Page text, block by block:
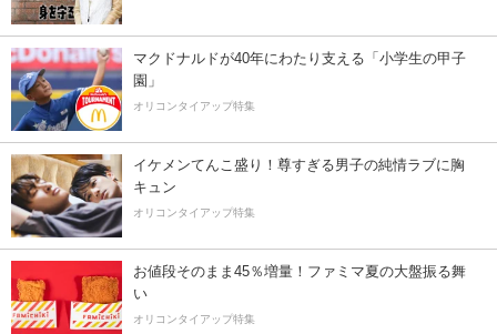
マクドナルドが40年にわたり支える「小学生の甲子
園」
オリコンタイアップ特集
イケメンてんこ盛り！尊すぎる男子の純情ラブに胸
キュン
オリコンタイアップ特集
お値段そのまま45％増量！ファミマ夏の大盤振る舞
い
オリコンタイアップ特集